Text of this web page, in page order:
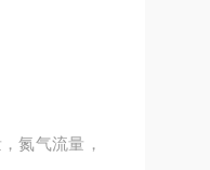
氮气流量，